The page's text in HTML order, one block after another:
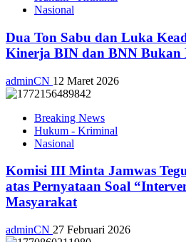
Nasional
Dua Ton Sabu dan Luka
Kinerja BIN dan BNN Bukan
adminCN 12 Maret 2026
Breaking News
Hukum - Kriminal
Nasional
Komisi III Minta Jamwas
atas Pernyataan Soal
Masyarakat
adminCN 27 Februari 2026